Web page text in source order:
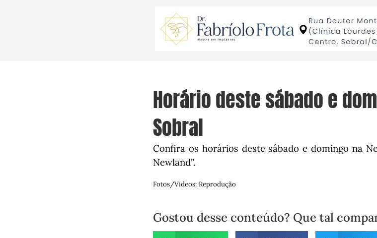
Horário deste sábado e
Sobral
Confira os horários deste sábado e domingo na
Newland”.
Fotos/Vídeos: Reprodução
Gostou desse conteúdo? Que tal